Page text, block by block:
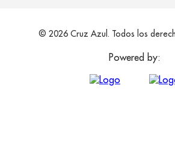
© 2026 Cruz Azul. Todos los
Powered by: